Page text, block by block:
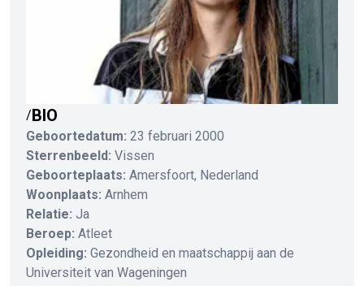
/BIO
Geboortedatum: 23 februari 2000
Sterrenbeeld: Vissen
Geboorteplaats: Amersfoort, Nederland
Woonplaats: Arnhem
Relatie: Ja
Beroep: Atleet
Opleiding: Gezondheid en maatschappij aan de
Universiteit van Wageningen